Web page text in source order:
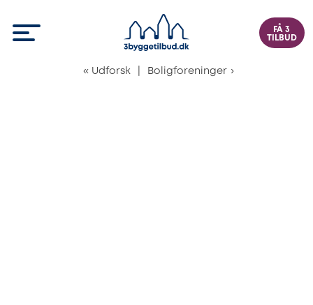
FÅ 3
TILBUD
« Udforsk Boligforeninger ›